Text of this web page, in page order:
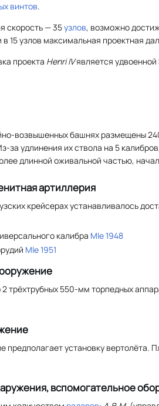
винтов.
скорость — 35узлов, возможно
15 узлов максимальная проектная
проекта Henri IVявляется удвоенной
возвышенных башнях размещены
за удлинения их ствола на 5
длинной оживальной частью,
артиллерия
крейсерах устанавливалось
калибра Mle 1948
Mle 1951
трёхтрубных 550-мм торпедных
предполагает установку
вспомогательное